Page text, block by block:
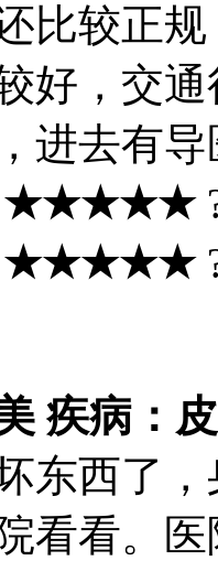
比较正
好，交
进去有
★★★★★
★★★★★
疾病：
东西了
看看。